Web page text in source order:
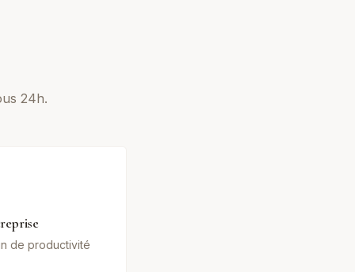
24h.
de productivité